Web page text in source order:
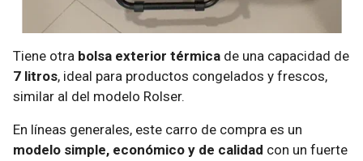
Tiene otra bolsa exterior térmica de una capacidad de
7 litros, ideal para productos congelados y frescos,
similar al del modelo Rolser.
En líneas generales, este carro de compra es un
modelo simple, económico y de calidad con un fuerte